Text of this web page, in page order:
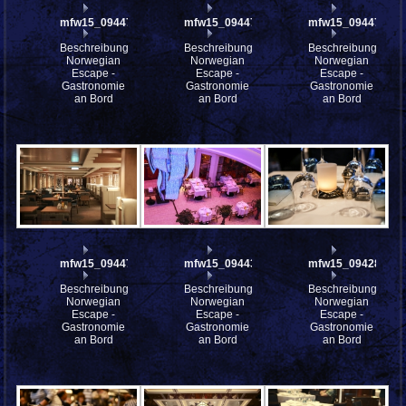
mfw15_094476
Beschreibung:
Norwegian
Escape -
Gastronomie
an Bord
mfw15_094475
Beschreibung:
Norwegian
Escape -
Gastronomie
an Bord
mfw15_094474
Beschreibung:
Norwegian
Escape -
Gastronomie
an Bord
mfw15_094472
Beschreibung:
Norwegian
Escape -
Gastronomie
an Bord
mfw15_094433
Beschreibung:
Norwegian
Escape -
Gastronomie
an Bord
mfw15_094284
Beschreibung:
Norwegian
Escape -
Gastronomie
an Bord